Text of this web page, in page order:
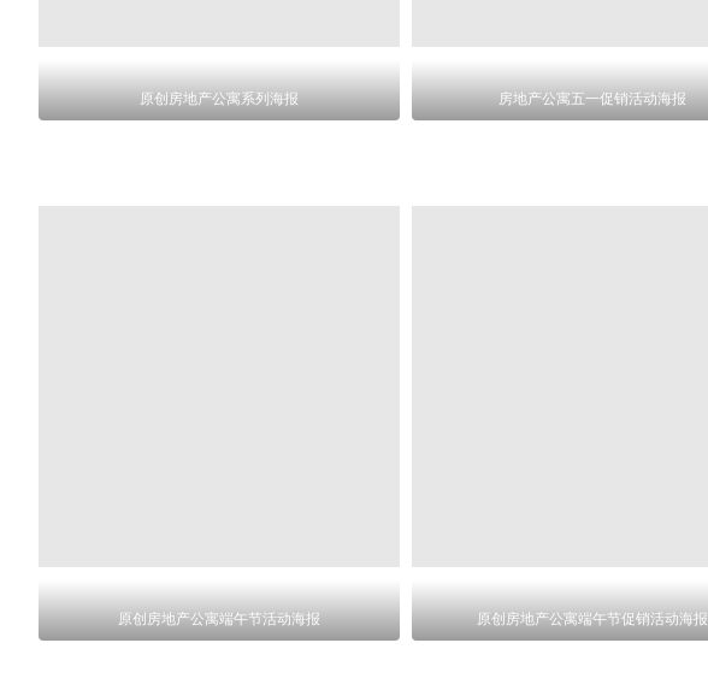
原创房地产公寓系列海报 房地产公寓五一促销活动海报
原创房地产公寓端午节活动海报 原创房地产公寓端午节促销活动海报